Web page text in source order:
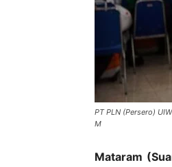
PT PLN (Persero)
M
Mataram